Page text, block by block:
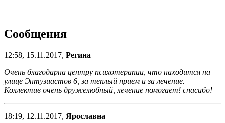
Сообщения
12:58, 15.11.2017, Регина
Очень благодарна центру психотерапии, что находится на
улице Энтузиастов 6, за теплый прием и за лечение.
Коллектив очень дружелюбный, лечение помогает! спасибо!
18:19, 12.11.2017, Ярославна